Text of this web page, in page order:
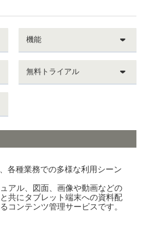
機能
無料トライアル
各種業務での多様な利用シーン
アル、図面、画像や動画などの
共にタブレット端末への資料配
コンテンツ管理サービスです。